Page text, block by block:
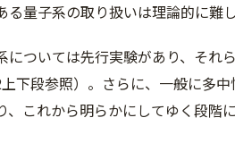
る量子系の取り扱いは理論的に難
については先行実験があり、そ
下段参照）。さらに、一般に多
これから明らかにしてゆく段階